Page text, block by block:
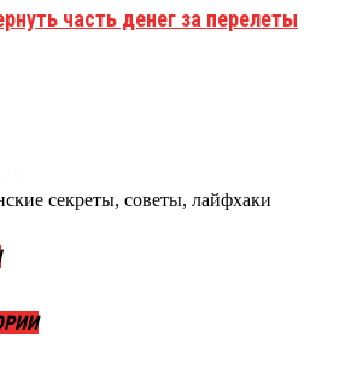
часть денег за перелеты
секреты, советы, лайфхаки